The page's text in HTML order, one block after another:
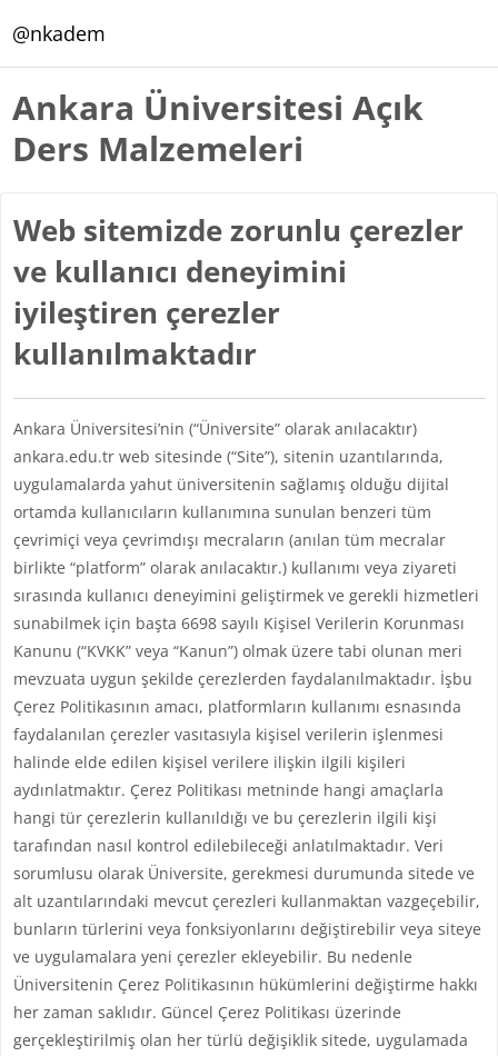
@nkadem
Ankara Üniversitesi Açık
Ders Malzemeleri
Web sitemizde zorunlu çerezler
ve kullanıcı deneyimini
iyileştiren çerezler
kullanılmaktadır
Ankara Üniversitesi’nin (“Üniversite” olarak anılacaktır)
ankara.edu.tr web sitesinde (“Site”), sitenin uzantılarında,
uygulamalarda yahut üniversitenin sağlamış olduğu dijital
ortamda kullanıcıların kullanımına sunulan benzeri tüm
çevrimiçi veya çevrimdışı mecraların (anılan tüm mecralar
birlikte “platform” olarak anılacaktır.) kullanımı veya ziyareti
sırasında kullanıcı deneyimini geliştirmek ve gerekli hizmetleri
sunabilmek için başta 6698 sayılı Kişisel Verilerin Korunması
Kanunu (“KVKK” veya “Kanun”) olmak üzere tabi olunan meri
mevzuata uygun şekilde çerezlerden faydalanılmaktadır. İşbu
Çerez Politikasının amacı, platformların kullanımı esnasında
faydalanılan çerezler vasıtasıyla kişisel verilerin işlenmesi
halinde elde edilen kişisel verilere ilişkin ilgili kişileri
aydınlatmaktır. Çerez Politikası metninde hangi amaçlarla
hangi tür çerezlerin kullanıldığı ve bu çerezlerin ilgili kişi
tarafından nasıl kontrol edilebileceği anlatılmaktadır. Veri
sorumlusu olarak Üniversite, gerekmesi durumunda sitede ve
alt uzantılarındaki mevcut çerezleri kullanmaktan vazgeçebilir,
bunların türlerini veya fonksiyonlarını değiştirebilir veya siteye
ve uygulamalara yeni çerezler ekleyebilir. Bu nedenle
Üniversitenin Çerez Politikasının hükümlerini değiştirme hakkı
her zaman saklıdır. Güncel Çerez Politikası üzerinde
gerçekleştirilmiş olan her türlü değişiklik sitede, uygulamada